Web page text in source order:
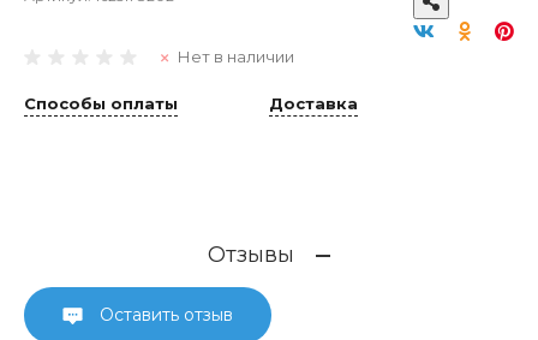
Нет в наличии
Способы оплаты Доставка
Отзывы
Оставить отзыв